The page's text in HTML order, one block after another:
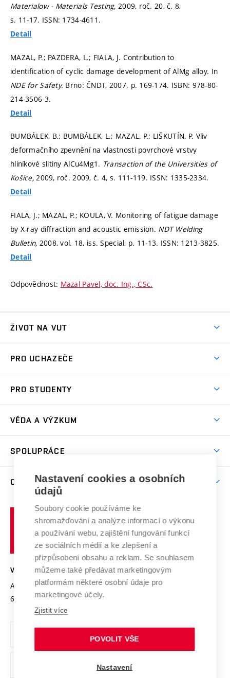
Materialow - Materials Testing, 2009, roč. 20, č. 8,
s. 11-17. ISSN: 1734-4611.
Detail
MAZAL, P.; PAZDERA, L.; FIALA, J. Contribution to
identification of cyclic damage development of AlMg alloy. In
NDE for Safety. Brno: ČNDT, 2007. p. 169-174. ISBN: 978-80-
214-3506-3.
Detail
BUMBÁLEK, B.; BUMBÁLEK, L.; MAZAL, P.; LIŠKUTÍN, P. Vliv
deformačního zpevnění na vlastnosti povrchové vrstvy
hliníkové slitiny AlCu4Mg1. Transaction of the Universities of
Košice,2009, roč. 2009, č. 4, s. 111-119. ISSN: 1335-2334.
Detail
FIALA, J.; MAZAL, P.; KOULA, V. Monitoring of fatigue damage
by X-ray diffraction and acoustic emission. NDT Welding
Bulletin, 2008, vol. 18, iss. Special, p. 11-13. ISSN: 1213-3825.
Detail
Odpovědnost: Mazal Pavel, doc. Ing., CSc.
ŽIVOT NA VUT
Koleje
Sport na VUT
Brno
PRO UCHAZEČE
Dny otevřených dveří
Celoživotní vzdělávání
E-přihláška
PRO STUDENTY
Harmonogram akademického roku
Závěrečné práce
Doktorské studium
Zpracování osobních údajů studentů
Sociální bezpečí
Studium bez bariér
Podpora podnikání
VĚDA A VÝZKUM
Mezinárodní vědecká rada
Systém zajišťování kvality výzkumu
Výzkumné infrastruktury
Transfer znalostí
Open Science
Projekty
Projekty ze strukturálních fondů
Specifický výzkum
SPOLUPRÁCE
Zahraniční spolupráce
Spolupráce se školami
Služby univerzity
Mezinárodní dohody
Univerzitní sítě
O UNIVERZITĚ
Profil univerzity
Udržitelná univerzita
Podnikavá univerzita / ContriBUTe
Bezpečná univerzita
Vyznamenání
Organizační struktura
Ochrana osobních údajů
odkaz)
učení
technické
VYSOKÉ UČENÍ TECHNICKÉ V BRNĚ
Antonínská 548/1
602 00 Brno
www.vut.cz
vut@vutbr.cz
Nastavení cookies a osobních
údajů
Soubory cookie používáme ke
shromažďování a analýze informací o výkonu
a používání webu, zajištění fungování funkcí
ze sociálních médií a ke zlepšení a
přizpůsobení obsahu a reklam. Se souhlasem
můžeme také předávat marketingovým
platformám některé osobní údaje pro
marketingové účely.
Zjistit více
POVOLIT VŠE
Nastavení